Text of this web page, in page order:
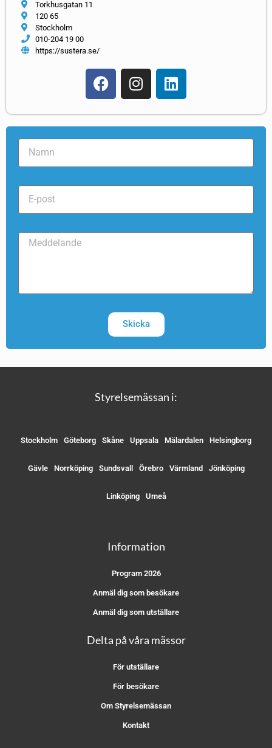
Torkhusgatan 11
120 65
Stockholm
010-204 19 00
https://sustera.se/
Skicka
Styrelsemässan i:
Stockholm Göteborg Skåne Uppsala Mälardalen Helsingborg
Gävle Norrköping Sundsvall Örebro Värmland Jönköping
Linköping Umeå
Information
Program 2026
Anmäl dig som besökare
Anmäl dig som utställare
Delta på våra mässor
För utställare
För besökare
Om Styrelsemässan
Kontakt